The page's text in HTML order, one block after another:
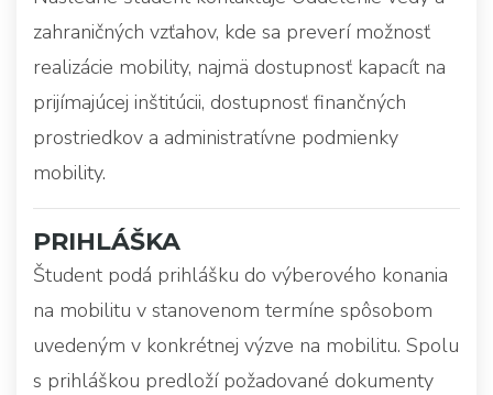
zahraničných vzťahov, kde sa preverí možnosť
realizácie mobility, najmä dostupnosť kapacít na
prijímajúcej inštitúcii, dostupnosť finančných
prostriedkov a administratívne podmienky
mobility.
PRIHLÁŠKA
Študent podá prihlášku do výberového konania
na mobilitu v stanovenom termíne spôsobom
uvedeným v konkrétnej výzve na mobilitu. Spolu
s prihláškou predloží požadované dokumenty